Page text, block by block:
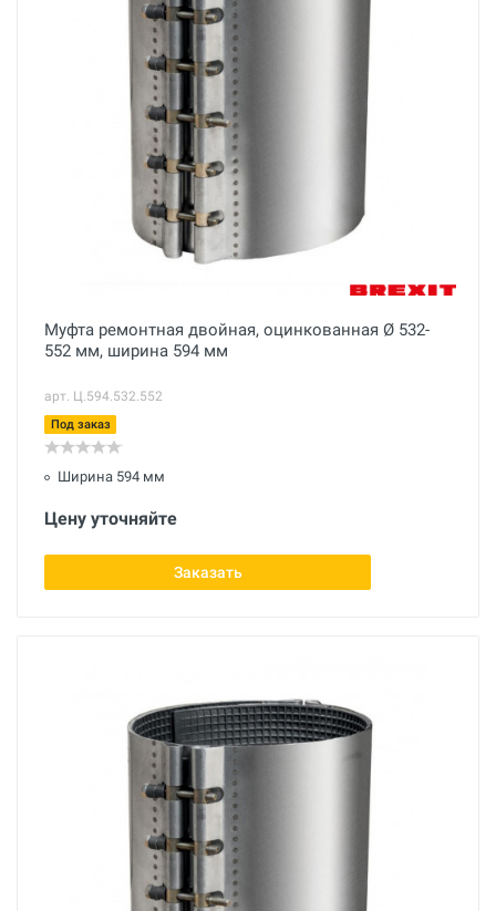
Муфта ремонтная двойная, оцинкованная Ø 532-
552 мм, ширина 594 мм
арт. Ц.594.532.552
Под заказ
Ширина 594 мм
Цену уточняйте
Заказать